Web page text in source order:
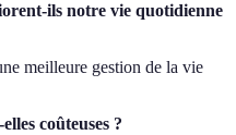
ils notre vie quotidienne
meilleure gestion de la vie
coûteuses ?